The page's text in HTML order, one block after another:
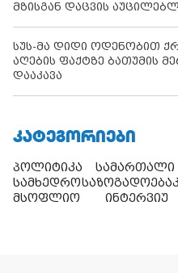
მზისგან დაცვის
სუს-მა დიდი ოდენობით
აღების ფაქტზე ბათუმის
დააკავა
ᲙᲐᲢᲔᲒᲝᲠᲘᲔᲑᲘ
პოლიტიკა სამართალი
სამხედროსაზოგადოება
მსოფლიო
ინტერვიუ